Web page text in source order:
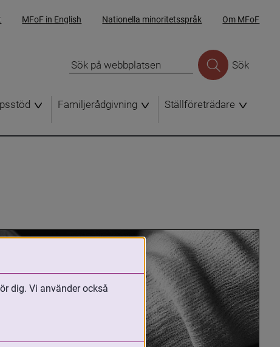
MFoF in English Nationella minoritetsspråk Om MFoF
Sök
Familjerådgivning Ställföreträdare
dig. Vi använder också